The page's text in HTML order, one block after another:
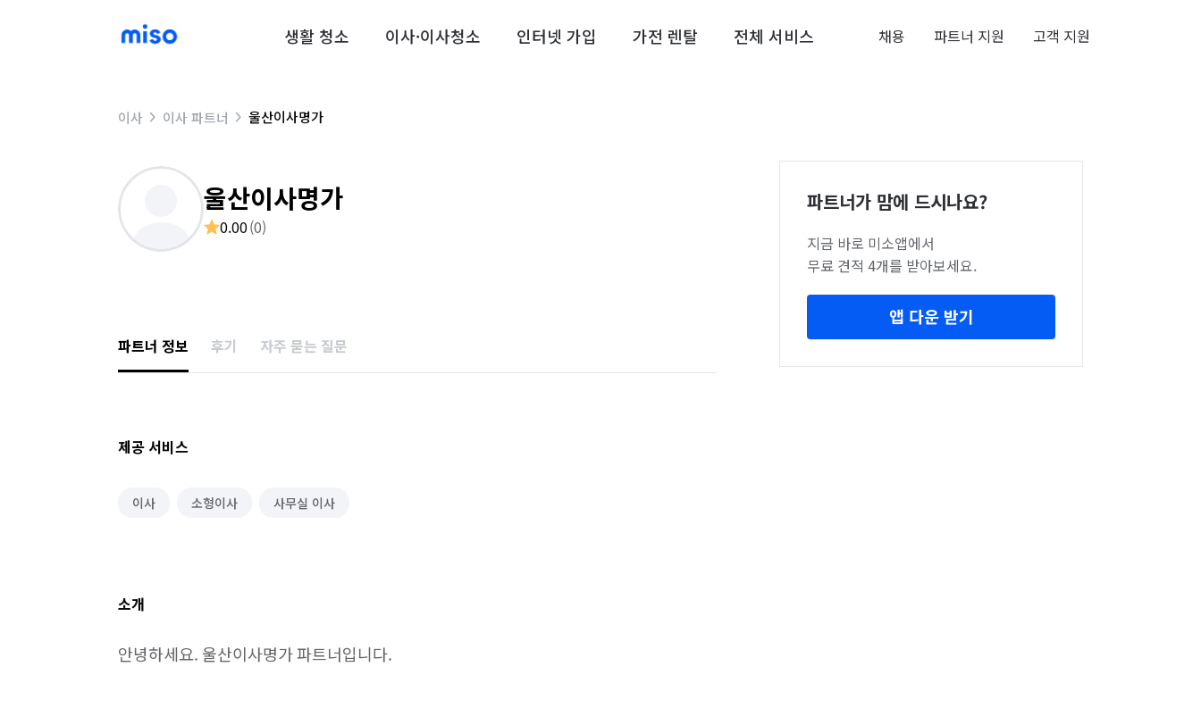
생활 청소 이사·이사청소 인터넷 가입 가전 렌탈 전체 서비스 채용 파트너 지원 고객 지원
이사 이사 파트너 울산이사명가
울산이사명가
0.00(0)
파트너 정보 후기 자주 묻는 질문
제공 서비스
이사 소형이사 사무실 이사
소개
안녕하세요. 울산이사명가 파트너입니다.
파트너가 맘에 드시나요?
지금 바로 미소앱에서
무료 견적 4개를 받아보세요.
앱 다운 받기